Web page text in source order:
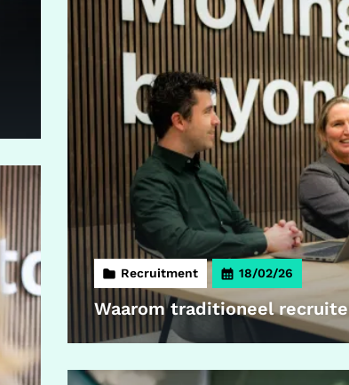
Recruitment 18/02/26
Waarom traditioneel